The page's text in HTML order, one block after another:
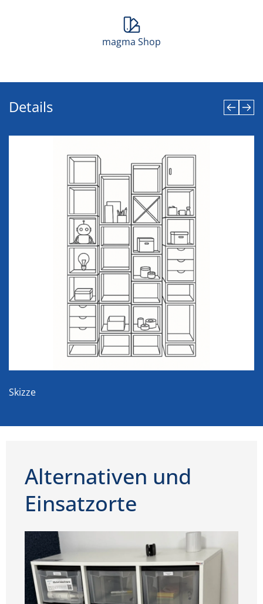
magma Shop
Details
Skizze
Alternativen und
Einsatzorte